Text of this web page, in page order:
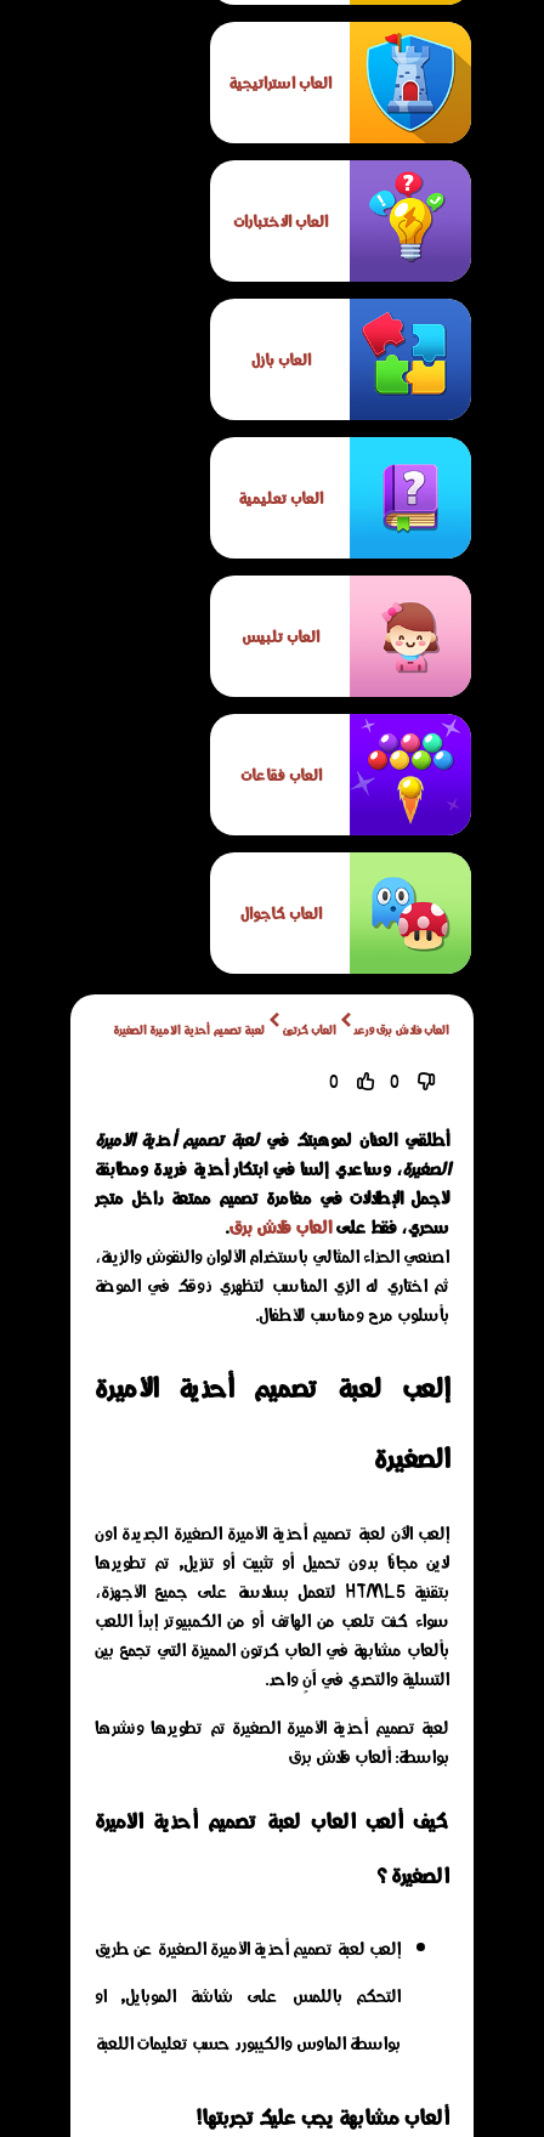
العاب استراتيجية
العاب الاختبارات
العاب بازل
العاب تعليمية
العاب تلبيس
العاب فقاعات
العاب كاجوال
العاب فلاش برق ورعد العاب كرتون لعبة تصميم أحذية الأميرة الصغيرة
0
0
أطلقي العنان لموهبتك فيلعبة تصميم أحذية الأميرة
الصغيرة، وساعدي إلسا في ابتكار أحذية فريدة ومطابقة
لأجمل الإطلالات في مغامرة تصميم ممتعة داخل متجر
سحري، فقط علىالعاب فلاش برق.
اصنعي الحذاء المثالي باستخدام الألوان والنقوش والزينة،
ثم اختاري له الزي المناسب لتظهري ذوقك في الموضة
بأسلوب مرح ومناسب للأطفال.
إلعب لعبة تصميم أحذية الأميرة
الصغيرة
إلعب الآن لعبة تصميم أحذية الأميرة الصغيرة الجديدة اون
لاين مجانًا بدون تحميل أو تثبيت أو تنزيل, تم تطويرها
بتقنية HTML5 لتعمل بسلاسة على جميع الأجهزة،
سواء كنت تلعب من الهاتف أو من الكمبيوتر إبدأ اللعب
بألعاب مشابهة في العاب كرتون المميزة التي تجمع بين
التسلية والتحدي في آنٍ واحد.
لعبة تصميم أحذية الأميرة الصغيرة تم تطويرها ونشرها
بواسطة: ألعاب فلاش برق
كيف ألعب العاب لعبة تصميم أحذية الأميرة
الصغيرة ؟
إلعب لعبة تصميم أحذية الأميرة الصغيرة عن طريق
التحكم باللمس على شاشة الموبايل, او
بواسطة الماوس والكيبورد حسب تعليمات اللعبة
ألعاب مشابهة يجب عليك تجربتها!